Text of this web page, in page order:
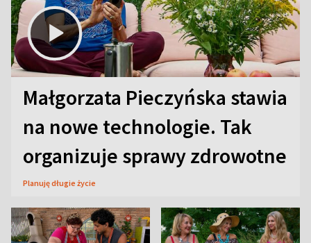
Małgorzata Pieczyńska stawia
na nowe technologie. Tak
organizuje sprawy zdrowotne
Planuję długie życie